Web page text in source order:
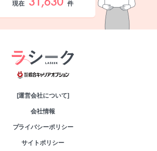
現在 31,630 件
[運営会社について]
会社情報
プライバシーポリシー
サイトポリシー